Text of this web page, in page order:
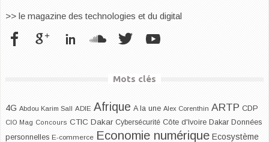
>> le magazine des technologies et du digital
Mots clés
4G Abdou Karim Sall ADIE Afrique A la une Alex Corenthin ARTP CDP
CIO Mag Concours CTIC Dakar Cybersécurité Côte d'Ivoire Dakar Données
personnelles E-commerce Economie numérique Ecosystème